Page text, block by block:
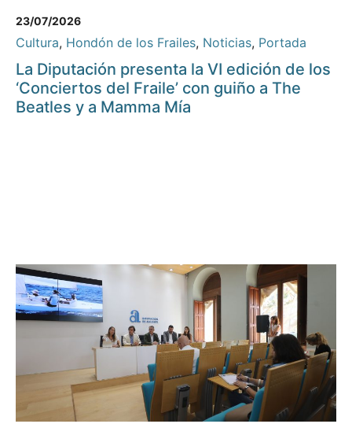
23/07/2026
Cultura, Hondón de los Frailes, Noticias, Portada
La Diputación presenta la VI edición de los
‘Conciertos del Fraile’ con guiño a The
Beatles y a Mamma Mía